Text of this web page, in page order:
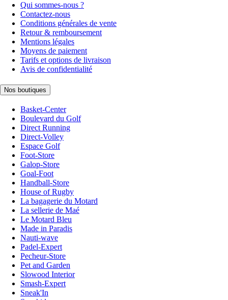
Qui sommes-nous ?
Contactez-nous
Conditions générales de vente
Retour & remboursement
Mentions légales
Moyens de paiement
Tarifs et options de livraison
Avis de confidentialité
Nos boutiques
Basket-Center
Boulevard du Golf
Direct Running
Direct-Volley
Espace Golf
Foot-Store
Galop-Store
Goal-Foot
Handball-Store
House of Rugby
La bagagerie du Motard
La sellerie de Maé
Le Motard Bleu
Made in Paradis
Nauti-wave
Padel-Expert
Pecheur-Store
Pet and Garden
Slowood Interior
Smash-Expert
Sneak'In